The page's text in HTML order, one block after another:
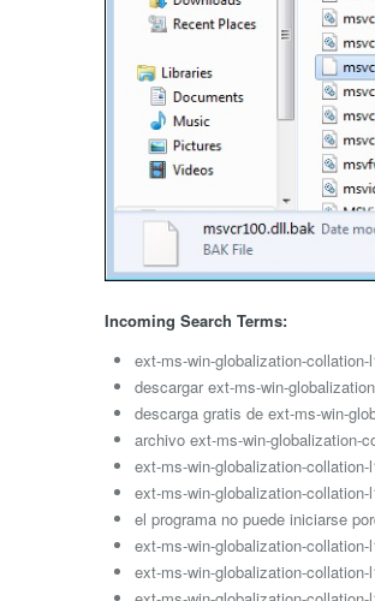
Incoming Search Terms:
ext-ms-win-globalization-collation-
descargar ext-ms-win-
descarga gratis de ext-ms-win-
archivo ext-ms-win-globalization-
ext-ms-win-globalization-
ext-ms-win-globalization-collation-
el programa no puede iniciarse
ext-ms-win-globalization-
ext-ms-win-globalization-collation-